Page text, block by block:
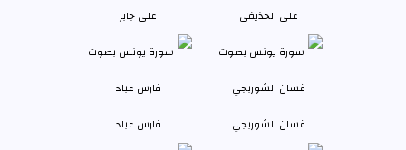
علي الحذيفي علي جابر
غسان الشوربجي فارس عباد